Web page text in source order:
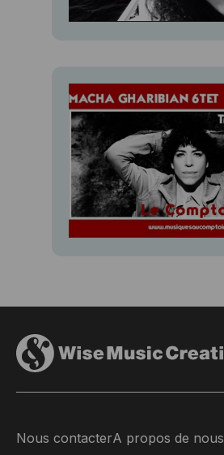
Nous contacterA propos de nous